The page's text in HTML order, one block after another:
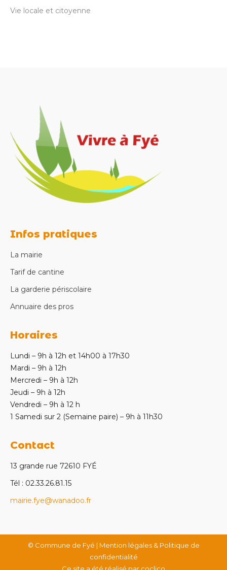
Vie locale et citoyenne
Infos pratiques
La mairie
Tarif de cantine
La garderie périscolaire
Annuaire des pros
Horaires
Lundi – 9h à 12h et 14h00 à 17h30
Mardi – 9h à 12h
Mercredi – 9h à 12h
Jeudi – 9h à 12h
Vendredi – 9h à 12 h
1 Samedi sur 2 (Semaine paire) – 9h à 11h30
Contact
13 grande rue 72610 FYÉ
Tél : 02.33.26.81.15
mairie.fye@wanadoo.fr
© Commune de Fyé | Mention légales & Politique de
confidentialité